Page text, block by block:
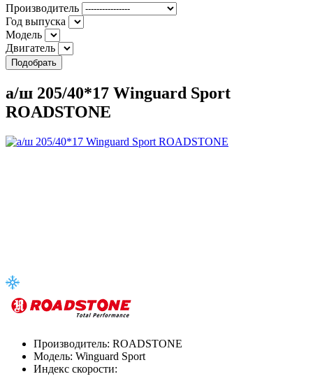
Производитель
Год выпуска
Модель
Двигатель
Подобрать
а/ш 205/40*17 Winguard Sport
ROADSTONE
Производитель: ROADSTONE
Модель: Winguard Sport
Индекс скорости: